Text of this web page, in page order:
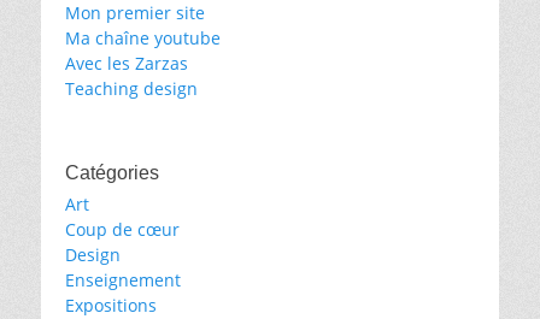
Mon premier site
Ma chaîne youtube
Avec les Zarzas
Teaching design
Catégories
Art
Coup de cœur
Design
Enseignement
Expositions